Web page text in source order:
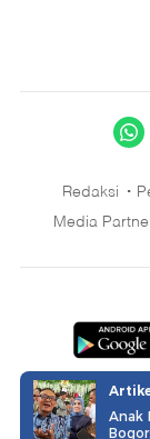
Redaksi
Media
Copyright
Anak